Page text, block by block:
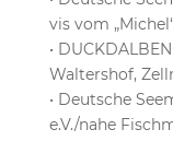
vis vom
•
Waltershof,
• Deutsche
e.V./nahe